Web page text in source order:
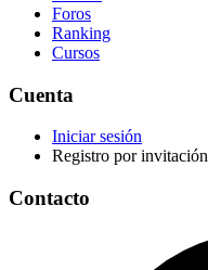
Foros
Ranking
Cursos
Cuenta
Iniciar sesión
Registro por invitación
Contacto